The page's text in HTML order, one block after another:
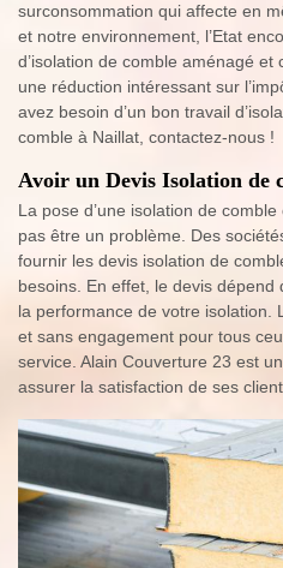
surconsommation qui affecte en
et notre environnement, l’Etat
d’isolation de comble aménagé
une réduction intéressant sur
avez besoin d’un bon travail
comble à Naillat, contactez-nous !
Avoir un Devis Isolation de
La pose d’une isolation de
pas être un problème. Des
fournir les devis isolation de
besoins. En effet, le devis
la performance de votre isolation.
et sans engagement pour tous
service. Alain Couverture 23 est
assurer la satisfaction de ses